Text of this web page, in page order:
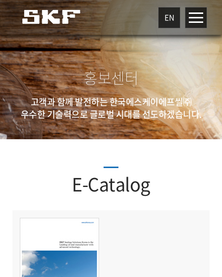
EN
홍보센터
고객과 함께 발전하는 한국에스케이에프씰㈜
우수한 기술력으로 글로벌 시대를 선도하겠습니다.
E-Catalog